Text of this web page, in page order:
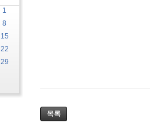
1
8
15
22
29
목록